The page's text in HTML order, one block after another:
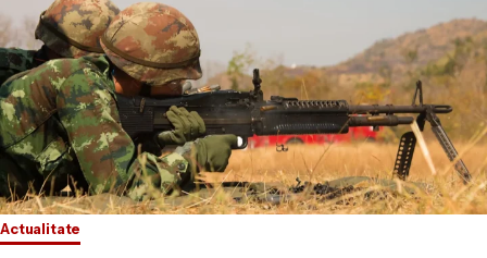
Actualitate